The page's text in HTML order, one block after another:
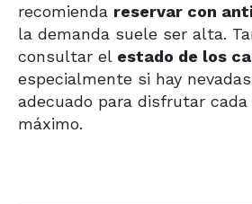
recomienda reservar con
la demanda suele ser alta.
consultar el estado de los
especialmente si hay
adecuado para disfrutar cada
máximo.